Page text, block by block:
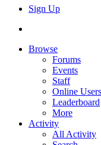
Sign Up
Browse
Forums
Events
Staff
Online Users
Leaderboard
More
Activity
All Activity